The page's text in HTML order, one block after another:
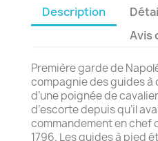
Description
Avis
Première garde de
compagnie des guides
d’une poignée de
d’escorte depuis qu’il
commandement en chef
1796. Les guides à pied